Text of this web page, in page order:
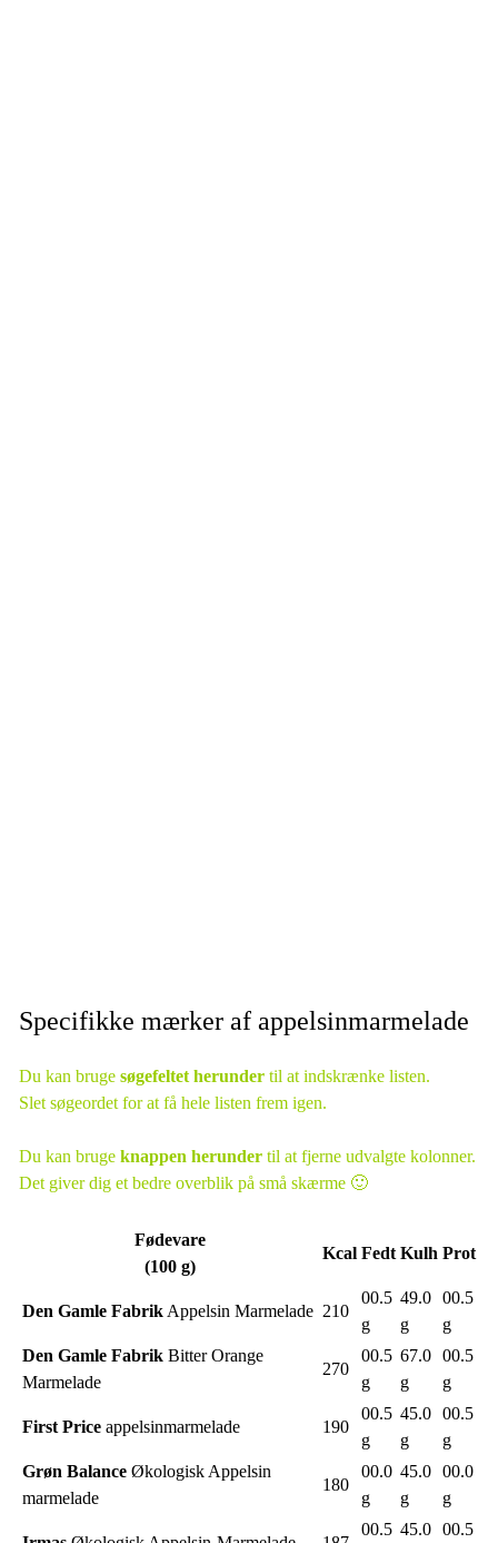
Specifikke mærker af appelsinmarmelade
Du kan bruge søgefeltet herundertil at indskrænke listen.
Slet søgeordet for at få hele listen frem igen.
Du kan bruge knappen herundertil at fjerne udvalgte kolonner.
Det giver dig et bedre overblik på små skærme 🙂
Fødevare
(100 g)
Kcal Fedt Kulh Prot
Den Gamle FabrikAppelsin Marmelade 210
00.5
g
49.0
g
00.5
g
Den Gamle FabrikBitter Orange
Marmelade
270
00.5
g
67.0
g
00.5
g
First Priceappelsinmarmelade 190
00.5
g
45.0
g
00.5
g
Grøn BalanceØkologisk Appelsin
marmelade
180
00.0
g
45.0
g
00.0
g
00.5 45.0 00.5